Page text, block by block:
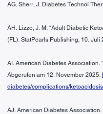
AG. Sherr, J. Diabetes Technol Ther
AH. Lizzo, J. M. “Adult Diabetic
(FL): StatPearls Publishing, 10. Juli
AI. American Diabetes Association.
Abgerufen am 12. November 2025.
diabetes/complications/
AJ. American Diabetes